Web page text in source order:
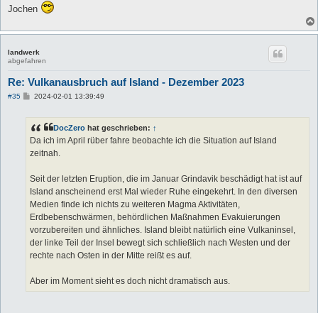
Jochen
landwerk
abgefahren
Re: Vulkanausbruch auf Island - Dezember 2023
#35
B
r
a
2024-02-01 13:39:49
DocZero hat geschrieben: ↑
Da ich im April rüber fahre beobachte ich die Situation auf Island
zeitnah.
Seit der letzten Eruption, die im Januar Grindavik beschädigt hat ist auf
Island anscheinend erst Mal wieder Ruhe eingekehrt. In den diversen
Medien finde ich nichts zu weiteren Magma Aktivitäten,
Erdbebenschwärmen, behördlichen Maßnahmen Evakuierungen
vorzubereiten und ähnliches. Island bleibt natürlich eine Vulkaninsel,
der linke Teil der Insel bewegt sich schließlich nach Westen und der
rechte nach Osten in der Mitte reißt es auf.
Aber im Moment sieht es doch nicht dramatisch aus.